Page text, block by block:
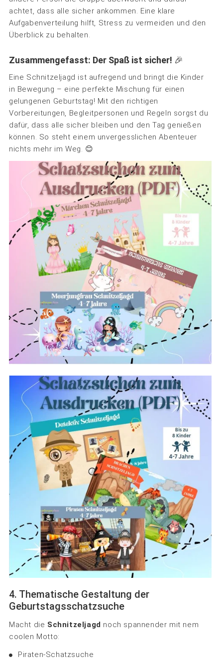
achtet, dass alle sicher ankommen. Eine klare
Aufgabenverteilung hilft, Stress zu vermeiden und den
Überblick zu behalten.
Zusammengefasst: Der Spaß ist sicher! 🎉
Eine Schnitzeljagd ist aufregend und bringt die Kinder
in Bewegung – eine perfekte Mischung für einen
gelungenen Geburtstag! Mit den richtigen
Vorbereitungen, Begleitpersonen und Regeln sorgst du
dafür, dass alle sicher bleiben und den Tag genießen
können. So steht einem unvergesslichen Abenteuer
nichts mehr im Weg. 😊
4. Thematische Gestaltung der
Geburtstagsschatzsuche
Macht die Schnitzeljagd noch spannender mit nem
coolen Motto:
Piraten-Schatzsuche